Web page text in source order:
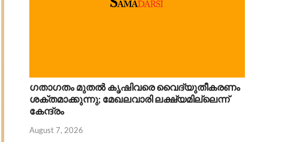
ഗതാഗതം മുതൽ കൃഷിവരെ വൈദ്യുതീകരണം
ശക്തമാക്കുന്നു; മേഖലവാരി ലക്ഷ്യമില്ലെന്ന്
കേന്ദ്രം
August 7, 2026